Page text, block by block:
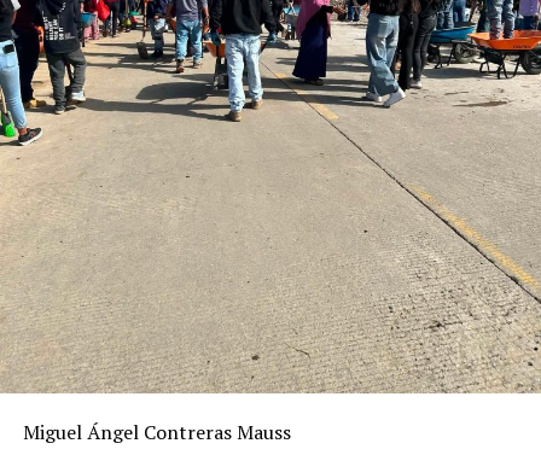
Diversas investigaciones y registros históricos señalan
que el lugar fue un importante centro de intercambio
comercial en la época prehispánica y que su plaza
ceremonial estuvo integrada por al menos dos templos,
destacando el llamado “Teocalli de Palmillas”,
considerado uno de los mejor conservados de la zona.
Además, en Palmillas se encuentra el Museo Regional
del INAH, inaugurado en 2004, el cual resguarda más de
2 mil 600 piezas arqueológicas halladas en esta
comunidad, entre esculturas, cerámica y objetos de
culturas asentadas en la región centro de Veracruz.
Durante años, habitantes y agrupaciones civiles han
mantenimiento en la zona arqueológica.
Miguel Ángel Contreras Mauss